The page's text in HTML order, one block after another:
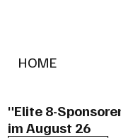
HOME
"Elite 8-
im August 26